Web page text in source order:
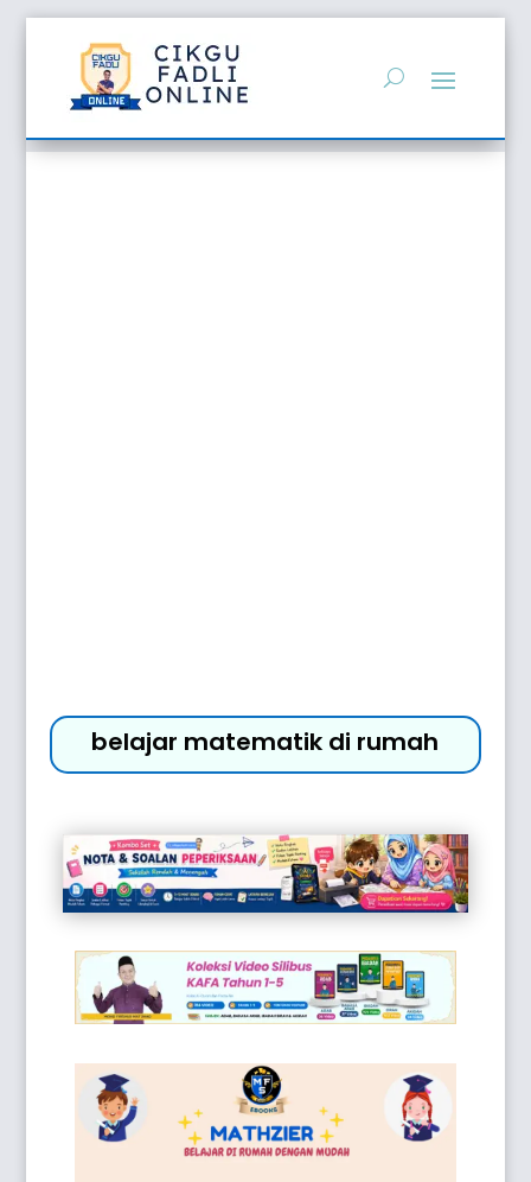
belajar matematik di rumah